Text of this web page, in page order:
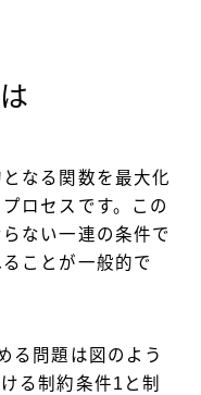
なる関数を最大化
ロセスです。この
ない一連の条件で
ことが一般的で
る問題は図のよう
る制約条件1と制